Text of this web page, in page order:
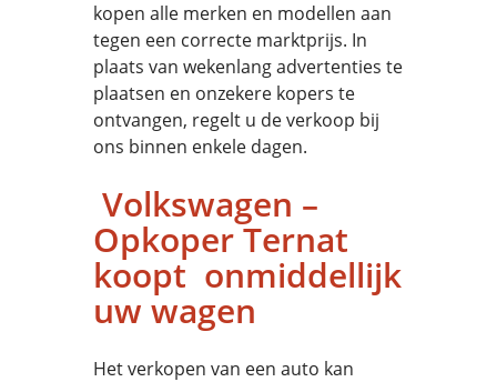
kopen alle merken en modellen aan
tegen een correcte marktprijs. In
plaats van wekenlang advertenties te
plaatsen en onzekere kopers te
ontvangen, regelt u de verkoop bij
ons binnen enkele dagen.
Volkswagen –
Opkoper Ternat
koopt onmiddellijk
uw wagen
Het verkopen van een auto kan